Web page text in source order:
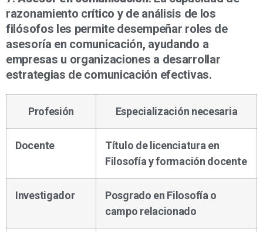
razonamiento crítico y de análisis de los
filósofos les permite desempeñar roles de
asesoría en comunicación, ayudando a
empresas u organizaciones a desarrollar
estrategias de comunicación efectivas.
Profesión Especialización necesaria
Docente
Título de licenciatura en
Filosofía y formación docente
Investigador
Posgrado en Filosofía o
campo relacionado